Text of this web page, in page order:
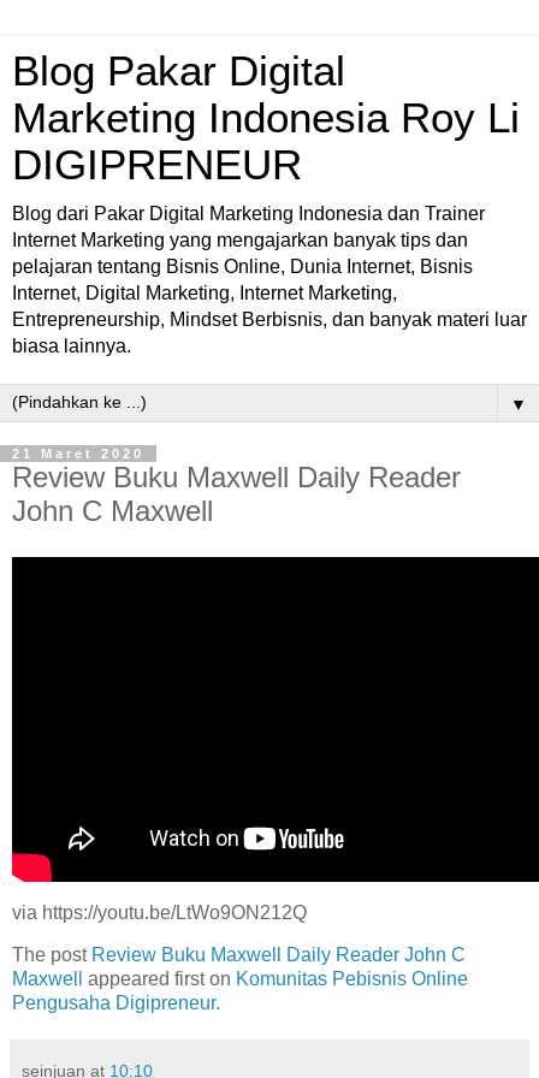
Blog Pakar Digital
Marketing Indonesia Roy Li
DIGIPRENEUR
Blog dari Pakar Digital Marketing Indonesia dan Trainer
Internet Marketing yang mengajarkan banyak tips dan
pelajaran tentang Bisnis Online, Dunia Internet, Bisnis
Internet, Digital Marketing, Internet Marketing,
Entrepreneurship, Mindset Berbisnis, dan banyak materi luar
biasa lainnya.
▼
21 Maret 2020
Review Buku Maxwell Daily Reader
John C Maxwell
via https://youtu.be/LtWo9ON212Q
The post Review Buku Maxwell Daily Reader John C
Maxwell
appeared first on Komunitas Pebisnis Online
Pengusaha Digipreneur.
seinjuan at 10:10